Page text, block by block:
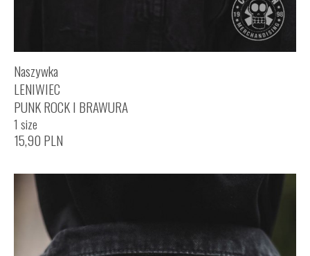
Naszywka
LENIWIEC
PUNK ROCK I BRAWURA
1 size
15,90 PLN